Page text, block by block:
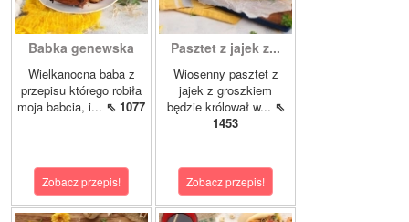
Babka genewska
Wielkanocna baba z
przepisu którego robiła
moja babcia, i... ⇖ 1077
Zobacz przepis!
Pasztet z jajek z...
Wiosenny pasztet z
jajek z groszkiem
będzie królował w... ⇖
1453
Zobacz przepis!